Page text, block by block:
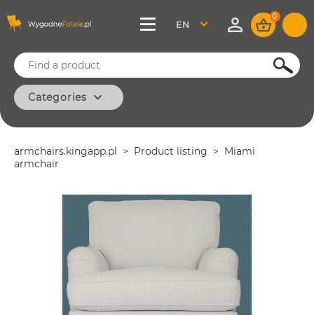
Categories
OFFICE
VINTAGE
SEARCH
ENGLISH
0
armchairs.kingapp.pl Product listing
Miami
armchair